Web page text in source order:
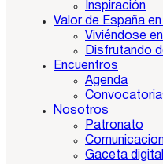
Inspiración
Valor de España
Viviéndose
Disfrutando
Encuentros
Agenda
Nosotros
Patronato
Gaceta digital